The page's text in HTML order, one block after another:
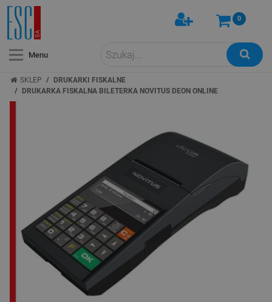
Menu
0
SKLEP / DRUKARKI FISKALNE
/ DRUKARKA FISKALNA BILETERKA NOVITUS DEON ONLINE